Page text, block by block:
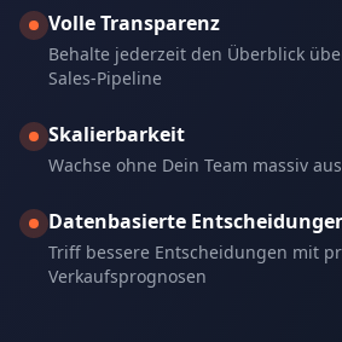
Volle Transparenz
Behalte jederzeit den Überblick
Sales-Pipeline
Skalierbarkeit
Wachse ohne Dein Team massiv
Datenbasierte
Triff bessere Entscheidungen mit
Verkaufsprognosen